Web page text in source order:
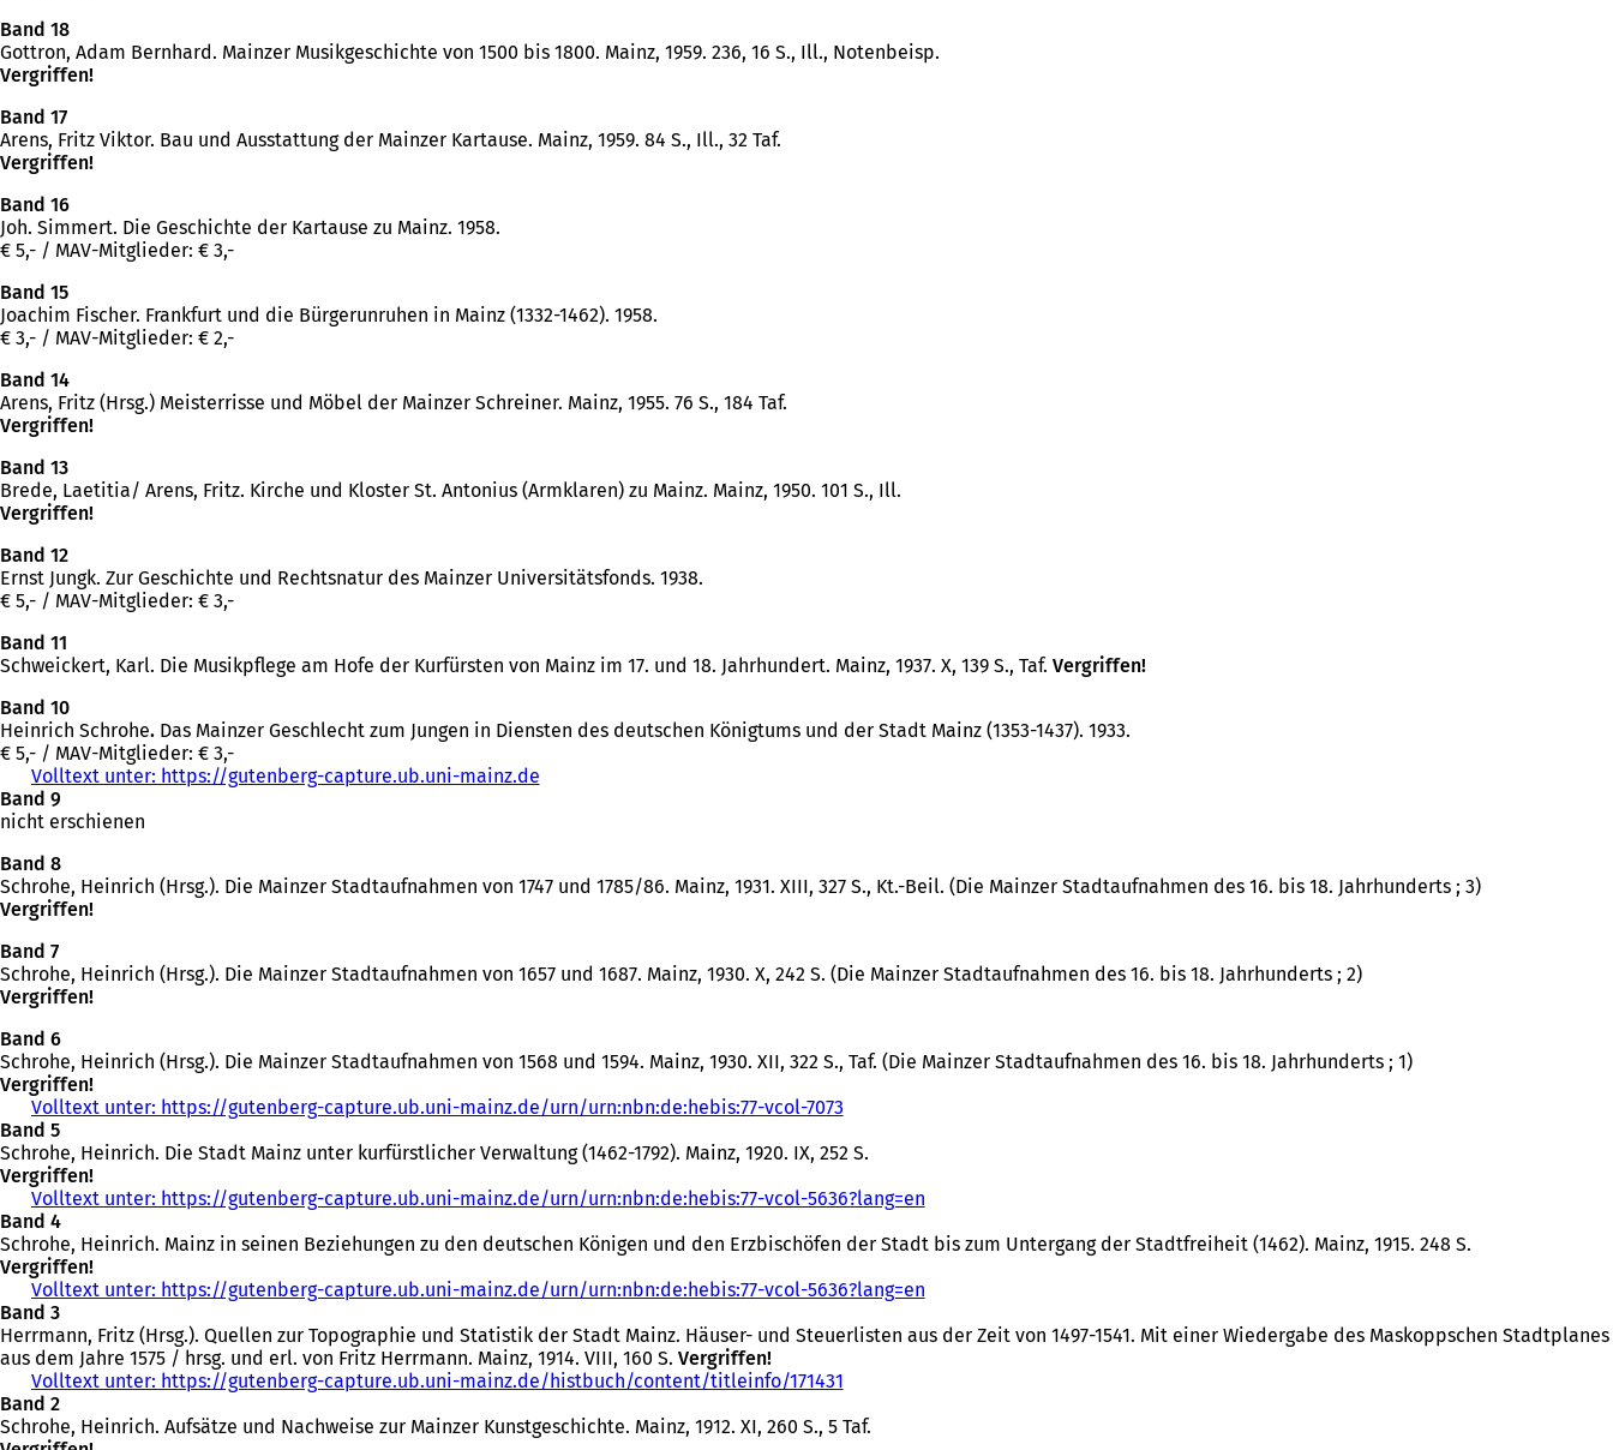
Band 18
Gottron, Adam Bernhard. Mainzer Musikgeschichte von 1500 bis 1800. Mainz, 1959. 236, 16 S., Ill., Notenbeisp.
Vergriffen!
Band 17
Arens, Fritz Viktor. Bau und Ausstattung der Mainzer Kartause. Mainz, 1959. 84 S., Ill., 32 Taf.
Vergriffen!
Band 16
Joh. Simmert. Die Geschichte der Kartause zu Mainz. 1958.
€ 5,- / MAV-Mitglieder: € 3,-
Band 15
Joachim Fischer. Frankfurt und die Bürgerunruhen in Mainz (1332-1462). 1958.
€ 3,- / MAV-Mitglieder: € 2,-
Band 14
Arens, Fritz (Hrsg.) Meisterrisse und Möbel der Mainzer Schreiner. Mainz, 1955. 76 S., 184 Taf.
Vergriffen!
Band 13
Brede, Laetitia/ Arens, Fritz. Kirche und Kloster St. Antonius (Armklaren) zu Mainz. Mainz, 1950. 101 S., Ill.
Vergriffen!
Band 12
Ernst Jungk. Zur Geschichte und Rechtsnatur des Mainzer Universitätsfonds. 1938.
€ 5,- / MAV-Mitglieder: € 3,-
Band 11
Schweickert, Karl. Die Musikpflege am Hofe der Kurfürsten von Mainz im 17. und 18. Jahrhundert. Mainz, 1937. X, 139 S., Taf. Vergriffen!
Band 10
Heinrich Schrohe. Das Mainzer Geschlecht zum Jungen in Diensten des deutschen Königtums und der Stadt Mainz (1353-1437). 1933.
€ 5,- / MAV-Mitglieder: € 3,-
Volltext unter: https://gutenberg-capture.ub.uni-mainz.de
e
e
e
m
n
e
u
e
n
T
a
b
)
Band 9
nicht erschienen
Band 8
Schrohe, Heinrich (Hrsg.). Die Mainzer Stadtaufnahmen von 1747 und 1785/86. Mainz, 1931. XIII, 327 S., Kt.-Beil. (Die Mainzer Stadtaufnahmen des 16. bis 18. Jahrhunderts ; 3)
Vergriffen!
Band 7
Schrohe, Heinrich (Hrsg.). Die Mainzer Stadtaufnahmen von 1657 und 1687. Mainz, 1930. X, 242 S. (Die Mainzer Stadtaufnahmen des 16. bis 18. Jahrhunderts ; 2)
Vergriffen!
Band 6
Schrohe, Heinrich (Hrsg.). Die Mainzer Stadtaufnahmen von 1568 und 1594. Mainz, 1930. XII, 322 S., Taf. (Die Mainzer Stadtaufnahmen des 16. bis 18. Jahrhunderts ; 1)
Vergriffen!
Volltext unter: https://gutenberg-capture.ub.uni-mainz.de/urn/urn:nbn:de:hebis:77-vcol-7073
f
n
t
n
i
n
Band 5
Schrohe, Heinrich. Die Stadt Mainz unter kurfürstlicher Verwaltung (1462-1792). Mainz, 1920. IX, 252 S.
Vergriffen!
Volltext unter: https://gutenberg-capture.ub.uni-mainz.de/urn/urn:nbn:de:hebis:77-vcol-5636?lang=en
f
t
Band 4
Schrohe, Heinrich. Mainz in seinen Beziehungen zu den deutschen Königen und den Erzbischöfen der Stadt bis zum Untergang der Stadtfreiheit (1462). Mainz, 1915. 248 S.
Vergriffen!
Volltext unter: https://gutenberg-capture.ub.uni-mainz.de/urn/urn:nbn:de:hebis:77-vcol-5636?lang=en
f
Band 3
Herrmann, Fritz (Hrsg.). Quellen zur Topographie und Statistik der Stadt Mainz. Häuser- und Steuerlisten aus der Zeit von 1497-1541. Mit einer Wiedergabe des Maskoppschen Stadtplanes
aus dem Jahre 1575 / hrsg. und erl. von Fritz Herrmann. Mainz, 1914. VIII, 160 S. Vergriffen!
Volltext unter: https://gutenberg-capture.ub.uni-mainz.de/histbuch/content/titleinfo/171431
f
Band 2
Schrohe, Heinrich. Aufsätze und Nachweise zur Mainzer Kunstgeschichte. Mainz, 1912. XI, 260 S., 5 Taf.